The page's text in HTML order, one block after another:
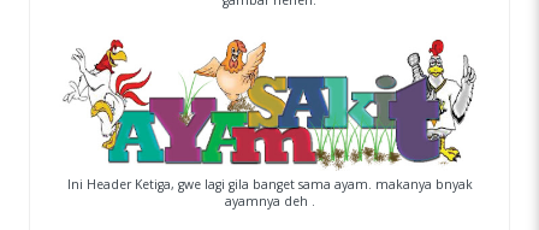
Ini Header Ketiga, gwe lagi gila banget sama ayam. makanya bnyak
ayamnya deh .